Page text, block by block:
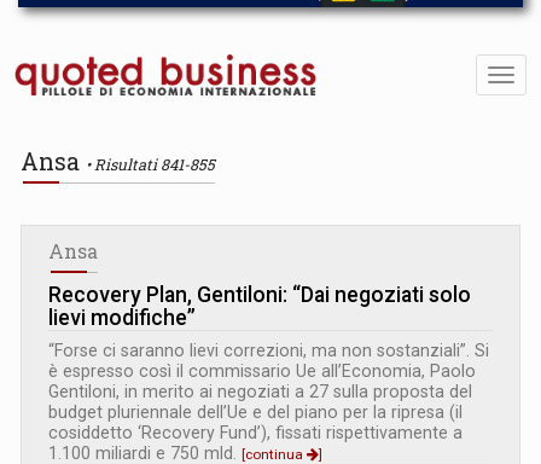
Ansa Risultati 841-855
Ansa
Recovery Plan, Gentiloni: “Dai negoziati solo
lievi modifiche”
“Forse ci saranno lievi correzioni, ma non sostanziali”. Si
è espresso così il commissario Ue all’Economia, Paolo
Gentiloni, in merito ai negoziati a 27 sulla proposta del
budget pluriennale dell’Ue e del piano per la ripresa (il
cosiddetto ‘Recovery Fund’), fissati rispettivamente a
1.100 miliardi e 750 mld.
[continua ]